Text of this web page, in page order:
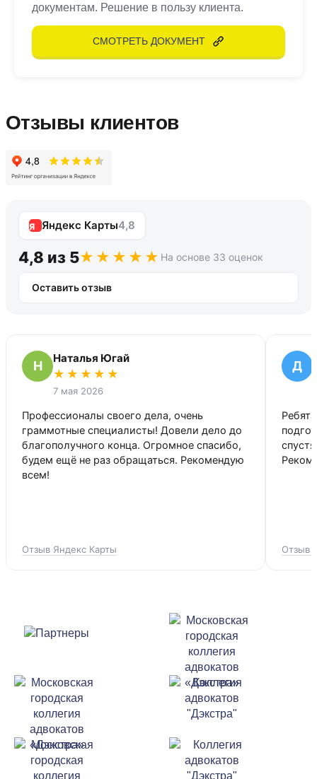
документам. Решение в пользу клиента.
СМОТРЕТЬ ДОКУМЕНТ
Отзывы клиентов
Яндекс Карты4,8
4,8 из 5 На основе 33 оценок
Оставить отзыв
Н
Наталья Югай
7 мая 2026
Профессионалы своего дела, очень
граммотные специалисты! Довели дело до
благополучного конца. Огромное спасибо,
будем ещё не раз обращаться. Рекомендую
всем!
Отзыв Яндекс Карты
Д
Отзыв